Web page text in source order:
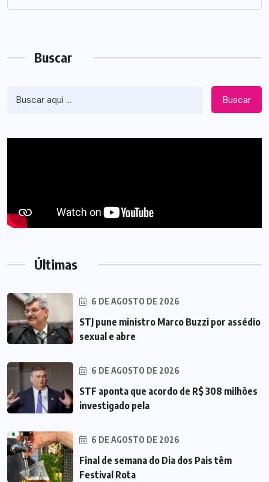
Buscar
Buscar
Últimas
6 DE AGOSTO DE 2026
STJ pune ministro Marco Buzzi por assédio
sexual e abre
6 DE AGOSTO DE 2026
STF aponta que acordo de R$ 308 milhões
investigado pela
6 DE AGOSTO DE 2026
Final de semana do Dia dos Pais têm
Festival Rota